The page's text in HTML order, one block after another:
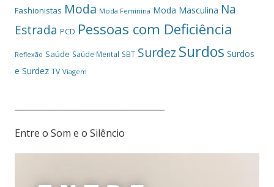
Fashionistas Moda Moda Feminina Moda Masculina Na
Estrada PCD Pessoas com Deficiência
Reflexão Saúde Saúde Mental SBT Surdez Surdos Surdos
e Surdez TV Viagem
Entre o Som e o Silêncio